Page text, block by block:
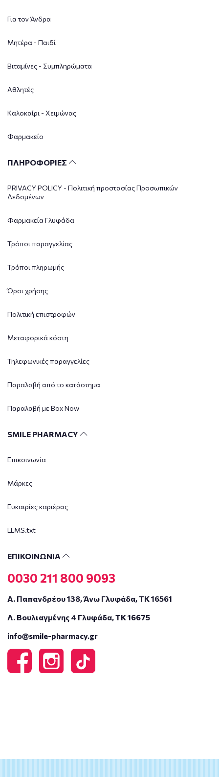
Για τον Άνδρα
Μητέρα - Παιδί
Βιταμίνες - Συμπληρώματα
Αθλητές
Καλοκαίρι - Χειμώνας
Φαρμακείο
ΠΛΗΡΟΦΟΡΙΕΣ
PRIVACY POLICY - Πολιτική προστασίας Προσωπικών
Δεδομένων
Φαρμακεία Γλυφάδα
Τρόποι παραγγελίας
Τρόποι πληρωμής
Όροι χρήσης
Πολιτική επιστροφών
Μεταφορικά κόστη
Τηλεφωνικές παραγγελίες
Παραλαβή από το κατάστημα
Παραλαβή με Box Now
SMILE PHARMACY
Επικοινωνία
Μάρκες
Ευκαιρίες καριέρας
LLMS.txt
ΕΠΙΚΟΙΝΩΝΙΑ
0030 211 800 9093
Α. Παπανδρέου 138, Άνω Γλυφάδα, ΤΚ 16561
Λ. Βουλιαγμένης 4 Γλυφάδα, ΤΚ 16675
info@smile-pharmacy.gr